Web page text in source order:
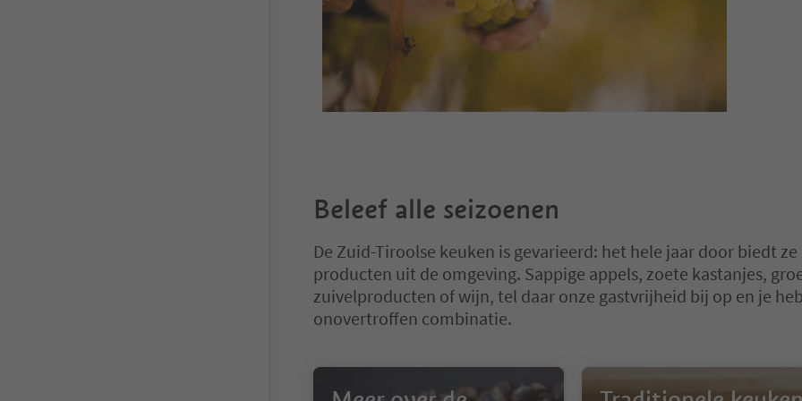
Beleef alle seizoenen
De Zuid-Tiroolse keuken is gevarieerd: het hele jaar door biedt
producten uit de omgeving. Sappige appels, zoete kastanjes,
zuivelproducten of wijn, tel daar onze gastvrijheid bij op en je
onovertroffen combinatie.